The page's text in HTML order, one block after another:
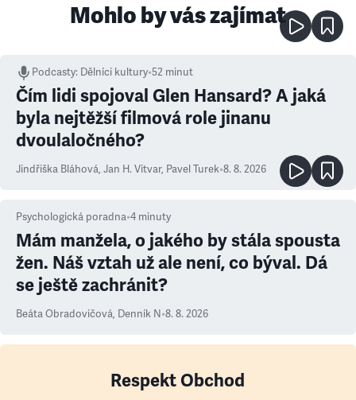
Mohlo by vás zajímat
Podcasty: Dělníci kultury•52 minut
Čím lidi spojoval Glen Hansard? A jaká
byla nejtěžší filmová role jinanu
dvoulaločného?
Jindřiška Bláhová, Jan H. Vitvar, Pavel Turek•8. 8. 2026
Psychologická poradna•4 minuty
Mám manžela, o jakého by stála spousta
žen. Náš vztah už ale není, co býval. Dá
se ještě zachránit?
Beáta Obradovičová, Denník N•8. 8. 2026
Respekt Obchod